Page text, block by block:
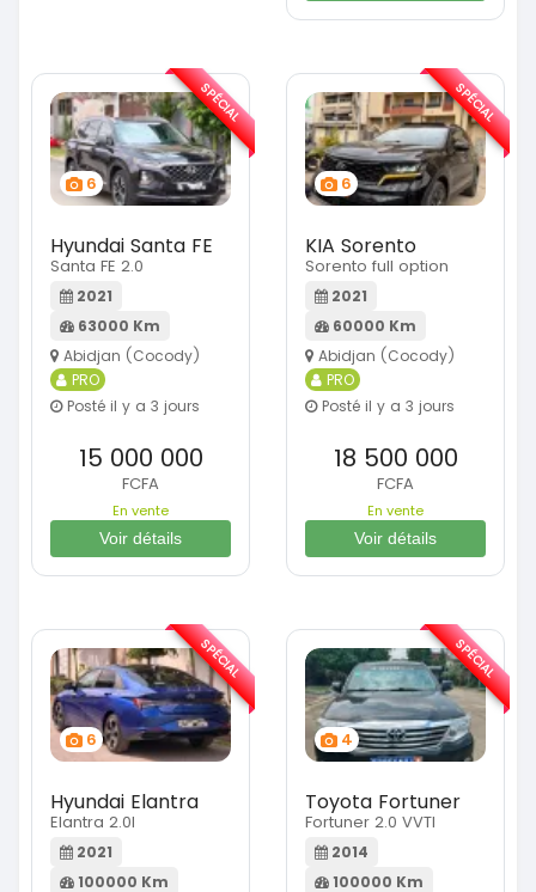
6
Hyundai Santa FE
Santa FE 2.0
2021
63000 Km
Abidjan (Cocody)
PRO
Posté il y a 3 jours
15 000 000
FCFA
En vente
Voir détails
SPÉCIAL
6
KIA Sorento
Sorento full option
2021
60000 Km
Abidjan (Cocody)
PRO
Posté il y a 3 jours
18 500 000
FCFA
En vente
Voir détails
SPÉCIAL
6
Hyundai Elantra
Elantra 2.0l
2021
100000 Km
SPÉCIAL
4
Toyota Fortuner
Fortuner 2.0 VVTI
2014
100000 Km
SPÉCIAL